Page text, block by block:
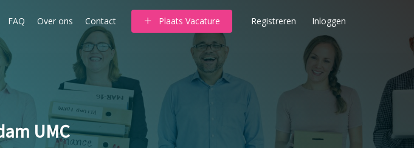
FAQ Over ons Contact Plaats Vacature Registreren Inloggen
UMC